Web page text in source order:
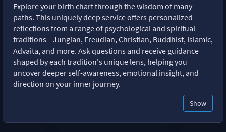
Explore your birth chart through the wisdom of many
paths. This uniquely deep service offers personalized
reflections from a range of psychological and spiritual
traditions—Jungian, Freudian, Christian, Buddhist, Islamic,
Advaita, and more. Ask questions and receive guidance
shaped by each tradition's unique lens, helping you
uncover deeper self-awareness, emotional insight, and
direction on your inner journey.
Show